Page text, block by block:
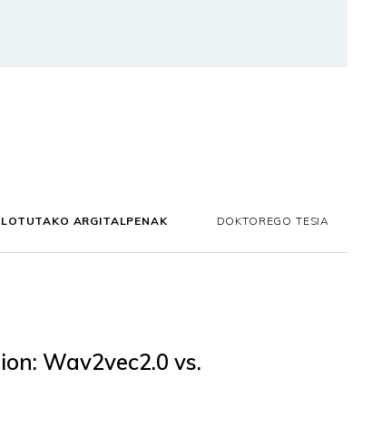
LOTUTAKO ARGITALPENAK DOKTOREGO TESIA
Wav2vec2.0 vs.